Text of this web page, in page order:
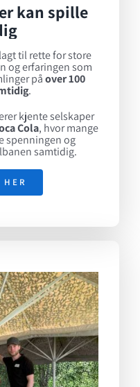
kan spille
til rette for store
og erfaringen som
påover 100
.
kjente selskaper
Cola, hvor mange
spenningen og
samtidig.
HER